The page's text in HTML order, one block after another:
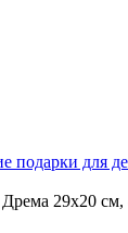
подарки для
29х20 см,